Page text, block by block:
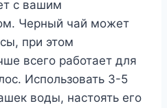
с вашим
Черный чай может
при этом
всего работает для
Использовать 3-5
воды, настоять его